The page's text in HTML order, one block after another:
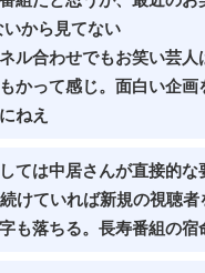
から見てない
ル合わせでもお笑い芸人
かって感じ。面白い企画
ねえ
ては中居さんが直接的な
けていれば新規の視聴者
も落ちる。長寿番組の宿